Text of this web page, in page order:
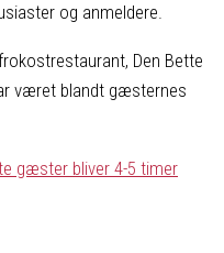
og anmeldere.
Den Bette
været blandt gæsternes
gæster bliver 4-5 timer